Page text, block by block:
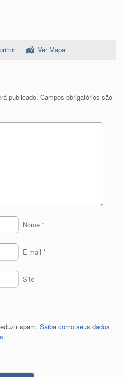
Ver Mapa
publicado. Campos obrigatórios são
Nome *
E-mail *
Site
spam.Saiba como seus dados
.